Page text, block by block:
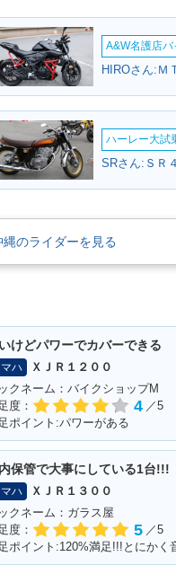
A&W名護店
HIROさん:Ｍ
ハーレー大試
SRさん:ＳＲ
のライダーを見る
けどパワーでカバーできる
ハ
ＸＪＲ１２００
クネーム：バイクショップM
度：
4 ／5
ポイント:パワーがある
保管で大事にしている1台!!!
ハ
ＸＪＲ１３００
クネーム：ガラス屋
度：
5 ／5
ポイント:120%満足!!!とにかく